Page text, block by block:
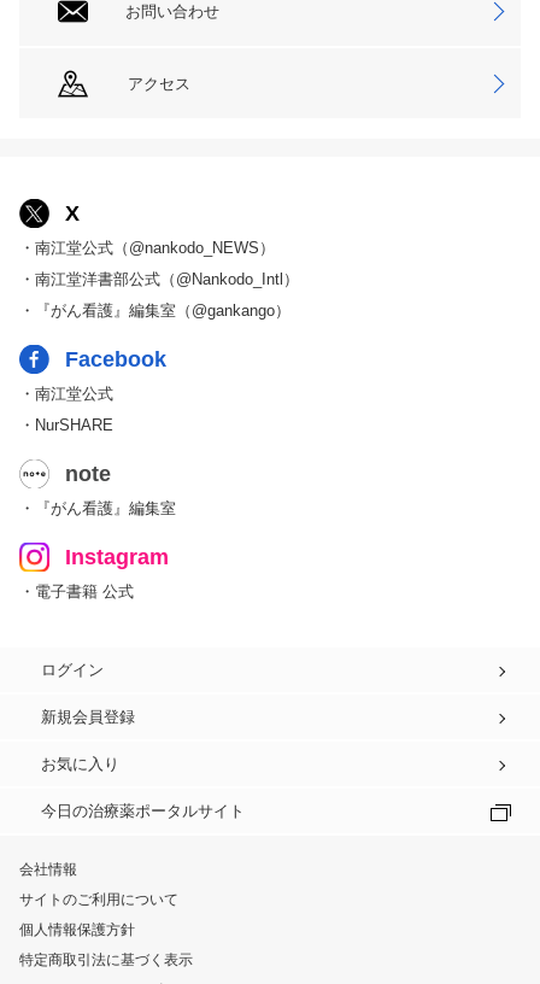
お問い合わせ
アクセス
X
・南江堂公式（@nankodo_NEWS）
・南江堂洋書部公式（@Nankodo_Intl）
・『がん看護』編集室（@gankango）
Facebook
・南江堂公式
・NurSHARE
note
・『がん看護』編集室
Instagram
・電子書籍 公式
ログイン
新規会員登録
お気に入り
今日の治療薬ポータルサイト
会社情報
サイトのご利用について
個人情報保護方針
特定商取引法に基づく表示